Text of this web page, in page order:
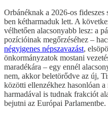
Orbánéknak a 2026-os fideszes
ben kétharmaduk lett. A
vélhetően alacsonyabb lesz: a
pozícióinak megőrzéséhez –
négyigenes népszavazást,
önkormányzatok mostani
maradékára – egy ennél
nem, akkor beletörődve az új,
közötti ellenzékhez hasonlóan
harmadával is tudnak frakciót
bejutni az Európai Parlamentbe.